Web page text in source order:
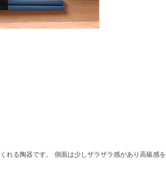
れる陶器です。 側面は少しザラザラ感があり高級感を